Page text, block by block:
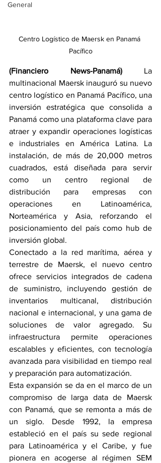
General
Centro Logístico de Maersk en Panamá
Pacífico
(Financiero News-Panamá) La
multinacional Maersk inauguró su nuevo
centro logístico en Panamá Pacífico, una
inversión estratégica que consolida a
Panamá como una plataforma clave para
atraer y expandir operaciones logísticas
e industriales en América Latina. La
instalación, de más de 20,000 metros
cuadrados, está diseñada para servir
como un centro regional de
distribución para empresas con
operaciones en Latinoamérica,
Norteamérica y Asia, reforzando el
posicionamiento del país como hub de
inversión global.
Conectado a la red marítima, aérea y
terrestre de Maersk, el nuevo centro
ofrece servicios integrados de cadena
de suministro, incluyendo gestión de
inventarios multicanal, distribución
nacional e internacional, y una gama de
soluciones de valor agregado. Su
infraestructura permite operaciones
escalables y eficientes, con tecnología
avanzada para visibilidad en tiempo real
y preparación para automatización.
Esta expansión se da en el marco de un
compromiso de larga data de Maersk
con Panamá, que se remonta a más de
un siglo. Desde 1992, la empresa
estableció en el país su sede regional
para Latinoamérica y el Caribe, y fue
pionera en acogerse al régimen SEM